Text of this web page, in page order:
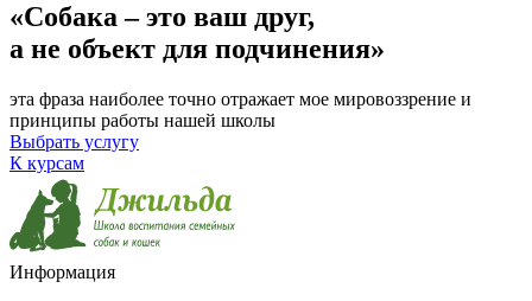
«Собака – это ваш друг,
а не объект для подчинения»
эта фраза наиболее точно отражает мое мировоззрение и
принципы работы нашей школы
Выбрать услугу
К курсам
Информация